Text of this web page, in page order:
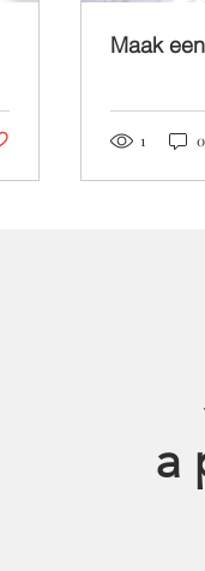
not marked as liked
Maak
1 0
a